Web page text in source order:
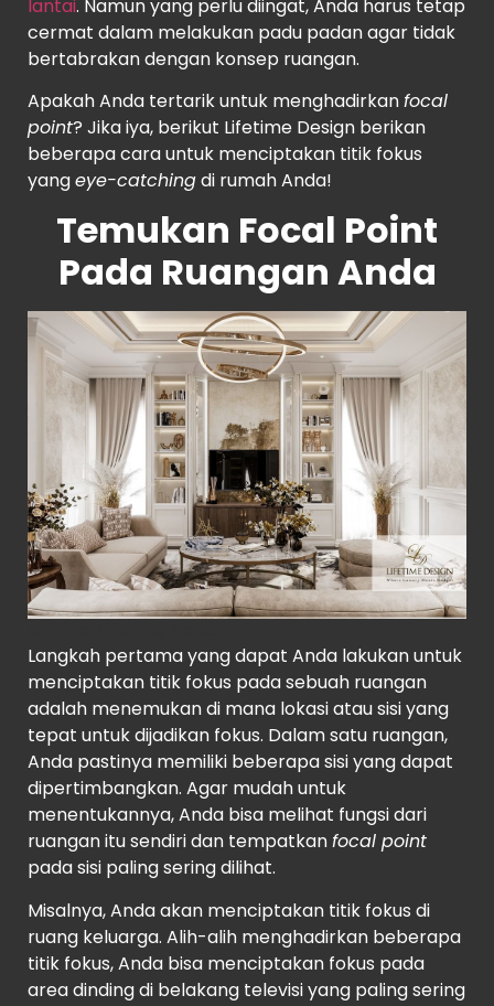
lantai. Namun yang perlu diingat, Anda harus tetap
cermat dalam melakukan padu padan agar tidak
bertabrakan dengan konsep ruangan.
Apakah Anda tertarik untuk menghadirkanfocal
point? Jika iya, berikut Lifetime Design berikan
beberapa cara untuk menciptakan titik fokus
yangeye-catchingdi rumah Anda!
Temukan Focal Point
Pada Ruangan Anda
Langkah pertama yang dapat Anda lakukan untuk
menciptakan titik fokus pada sebuah ruangan
adalah menemukan di mana lokasi atau sisi yang
tepat untuk dijadikan fokus. Dalam satu ruangan,
Anda pastinya memiliki beberapa sisi yang dapat
dipertimbangkan. Agar mudah untuk
menentukannya, Anda bisa melihat fungsi dari
ruangan itu sendiri dan tempatkanfocal point
pada sisi paling sering dilihat.
Misalnya, Anda akan menciptakan titik fokus di
ruang keluarga. Alih-alih menghadirkan beberapa
titik fokus, Anda bisa menciptakan fokus pada
area dinding di belakang televisi yang paling sering